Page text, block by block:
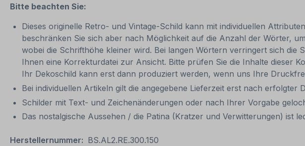
Bitte beachten Sie:
Dieses originelle Retro- und Vintage-Schild kann mit individuellen
beschränken Sie sich aber nach Möglichkeit auf die Anzahl der Wörter,
wobei die Schrifthöhe kleiner wird. Bei langen Wörtern verringert sich
Ihnen eine Korrekturdatei zur Ansicht. Bitte prüfen Sie die Inhalte dieser
Ihr Dekoschild kann erst dann produziert werden, wenn uns Ihre
Bei individuellen Artikeln gilt die angegebene Lieferzeit erst nach erfolgter
Schilder mit Text- und Zeichenänderungen oder nach Ihrer Vorgabe
Das nostalgische Aussehen / die Patina (Kratzer und Verwitterungen) ist
Herstellernummer: BS.AL2.RE.300.150